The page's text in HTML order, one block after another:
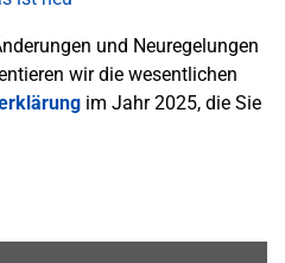
und Neuregelungen
wir die wesentlichen
im Jahr 2025, die Sie